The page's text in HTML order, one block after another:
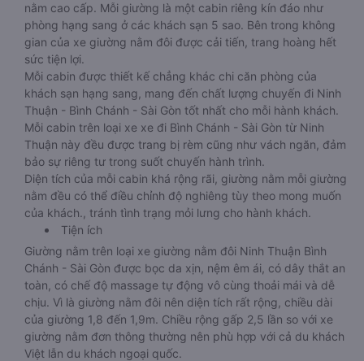
nằm cao cấp. Mỗi giường là một cabin riêng kín đáo như
phòng hạng sang ở các khách sạn 5 sao. Bên trong không
gian của xe giường nằm đôi được cải tiến, trang hoàng hết
sức tiện lợi.
Mỗi cabin được thiết kế chẳng khác chi căn phòng của
khách sạn hạng sang, mang đến chất lượng chuyến đi Ninh
Thuận - Bình Chánh - Sài Gòn tốt nhất cho mỗi hành khách.
Mỗi cabin trên loại xe xe đi Bình Chánh - Sài Gòn từ Ninh
Thuận này đều được trang bị rèm cũng như vách ngăn, đảm
bảo sự riêng tư trong suốt chuyến hành trình.
Diện tích của mỗi cabin khá rộng rãi, giường nằm mỗi giường
nằm đều có thể điều chỉnh độ nghiêng tùy theo mong muốn
của khách., tránh tình trạng mỏi lưng cho hành khách.
Tiện ích
Giường nằm trên loại xe giường nằm đôi Ninh Thuận Bình
Chánh - Sài Gòn được bọc da xịn, nệm êm ái, có dây thắt an
toàn, có chế độ massage tự động vô cùng thoải mái và dễ
chịu. Vì là giường nằm đôi nên diện tích rất rộng, chiều dài
của giường 1,8 đến 1,9m. Chiều rộng gấp 2,5 lần so với xe
giường nằm đơn thông thường nên phù hợp với cả du khách
Việt lẫn du khách ngoại quốc.